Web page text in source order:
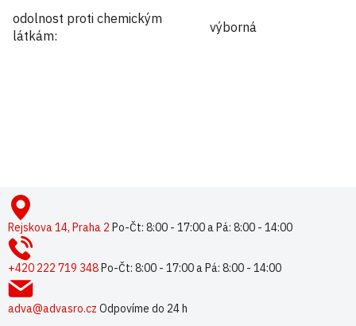
odolnost proti chemickým
látkám:
výborná
pRejskova 14, Praha 2 Po-Čt: 8:00 - 17:00 a Pá: 8:00 - 14:00
+420 222 719 348Po-Čt: 8:00 - 17:00 a Pá: 8:00 - 14:00
adva@advasro.cz Odpovíme do 24 h